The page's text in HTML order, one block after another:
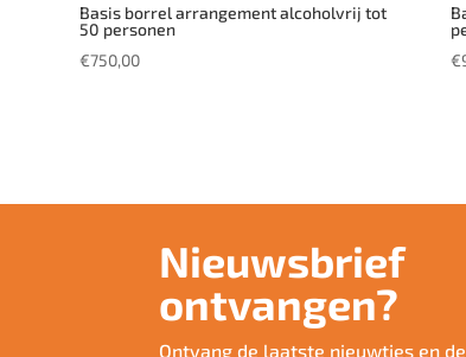
Basis borrel arrangement alcoholvrij tot
50 personen
€750,00
€
Nieuwsbrief
ontvangen?
Ontvang de laatste nieuwtjes en